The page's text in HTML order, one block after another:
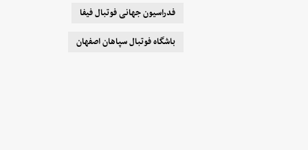
فدراسیون جهانی فوتبال فیفا
باشگاه فوتبال سپاهان اصفهان